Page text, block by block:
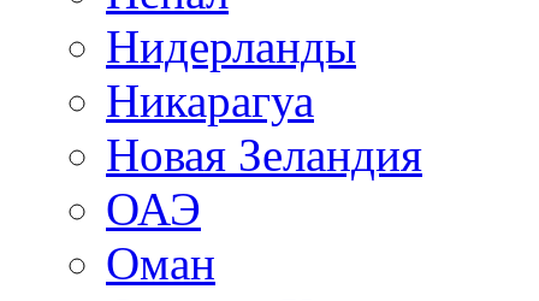
Нидерланды
Никарагуа
Новая Зеландия
ОАЭ
Оман